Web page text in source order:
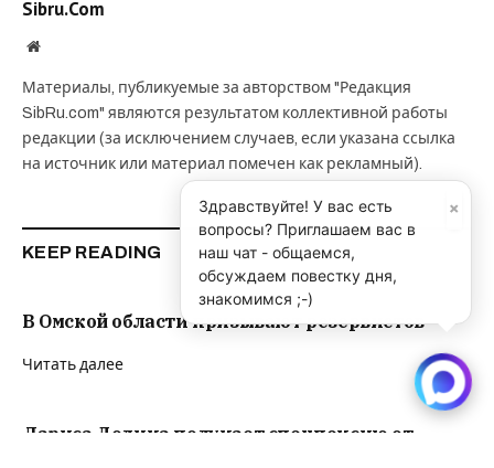
Sibru.Com
Website
Материалы, публикуемые за авторством "Редакция
SibRu.com" являются результатом коллективной работы
редакции (за исключением случаев, если указана ссылка
на источник или материал помечен как рекламный).
KEEP READING
В Омской области призывают резервистов
Читать далее
Лариса Долина получает спецпенсию от
×
Здравствуйте! У вас есть
вопросы? Приглашаем вас в
наш чат - общаемся,
обсуждаем повестку дня,
знакомимся ;-)